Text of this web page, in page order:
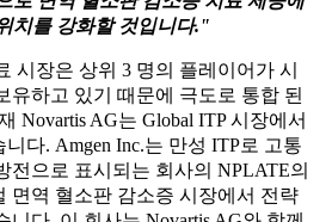
치를 ​​강화할 것입니다."
시장은 상위 3 명의 플레이어가 시
유하고 있기 때문에 극도로 통합 된
Novartis AG는 Global ITP 시장에서
다. Amgen Inc.는 만성 ITP로 고통
전으로 표시되는 회사의 NPLATE의
면역 혈소판 감소증 시장에서 전략